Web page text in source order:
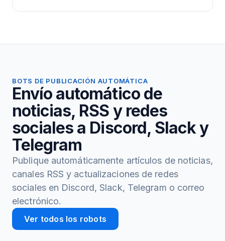
BOTS DE PUBLICACIÓN AUTOMÁTICA
Envío automático de
noticias, RSS y redes
sociales a Discord, Slack y
Telegram
Publique automáticamente artículos de noticias,
canales RSS y actualizaciones de redes
sociales en Discord, Slack, Telegram o correo
electrónico.
Ver todos los robots